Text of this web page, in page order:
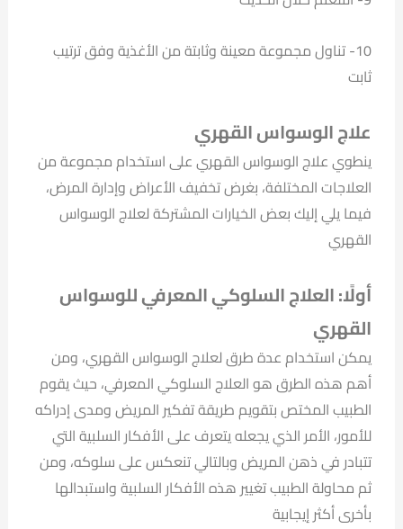
10- تناول مجموعة معينة وثابتة من الأغذية وفق ترتيب
ثابت
علاج الوسواس القهري
ينطوي علاج الوسواس القهري على استخدام مجموعة من
العلاجات المختلفة، بغرض تخفيف الأعراض وإدارة المرض،
فيما يلي إليك بعض الخيارات المشتركة لعلاج الوسواس
القهري
أولًا: العلاج السلوكي المعرفي للوسواس
القهري
يمكن استخدام عدة طرق لعلاج الوسواس القهري، ومن
أهم هذه الطرق هو العلاج السلوكي المعرفي، حيث يقوم
الطبيب المختص بتقويم طريقة تفكير المريض ومدى إدراكه
للأمور، الأمر الذي يجعله يتعرف على الأفكار السلبية التي
تتبادر في ذهن المريض وبالتالي تنعكس على سلوكه، ومن
ثم محاولة الطبيب تغيير هذه الأفكار السلبية واستبدالها
بأخرى أكثر إيجابية